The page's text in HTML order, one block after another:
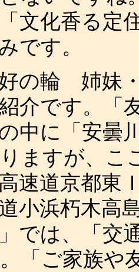
文化香る定
です。
の輪 姉妹・
介です。「
中に「安曇
ますが、こ
高速道京都東
小浜朽木高
では、「交
「ご家族や